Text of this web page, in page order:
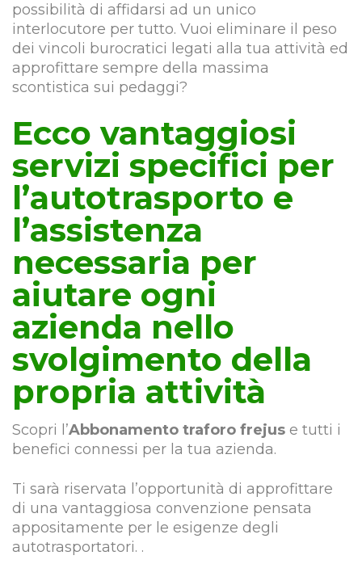
possibilità di affidarsi ad un unico
interlocutore per tutto. Vuoi eliminare il peso
dei vincoli burocratici legati alla tua attività ed
approfittare sempre della massima
scontistica sui pedaggi?
Ecco vantaggiosi
servizi specifici per
l’autotrasporto e
l’assistenza
necessaria per
aiutare ogni
azienda nello
svolgimento della
propria attività
Scopri l’Abbonamento traforo frejus e tutti i
benefici connessi per la tua azienda.
Ti sarà riservata l’opportunità di approfittare
di una vantaggiosa convenzione pensata
appositamente per le esigenze degli
autotrasportatori. .